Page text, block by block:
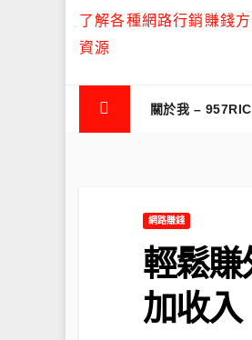
了解各種網路行銷賺錢
資源
關於我 –
網路賺錢
輕鬆賺
加收入